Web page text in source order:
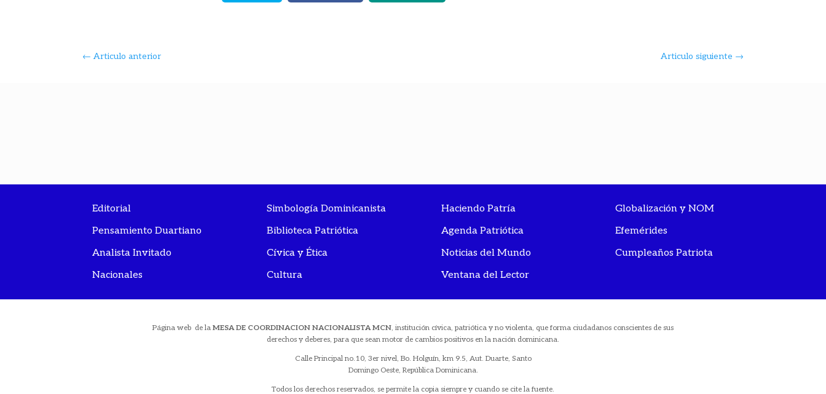
←Articulo anterior Articulo siguiente →
Editorial
Pensamiento Duartiano
Analista Invitado
Nacionales
Simbología Dominicanista
Biblioteca Patriótica
Cívica y Ética
Cultura
Haciendo Patría
Agenda Patriótica
Noticias del Mundo
Ventana del Lector
Globalización y NOM
Efemérides
Cumpleaños Patriota
Página web de la MESA DE COORDINACION NACIONALISTA MCN, institución cívica, patriótica y no violenta, que forma ciudadanos conscientes de sus
derechos y deberes, para que sean motor de cambios positivos en la nación dominicana.
Calle Principal no.10, 3er nivel, Bo. Holguín, km 9.5, Aut. Duarte, Santo
Domingo Oeste, República Dominicana.
Todos los derechos reservados, se permite la copia siempre y cuando se cite la fuente.